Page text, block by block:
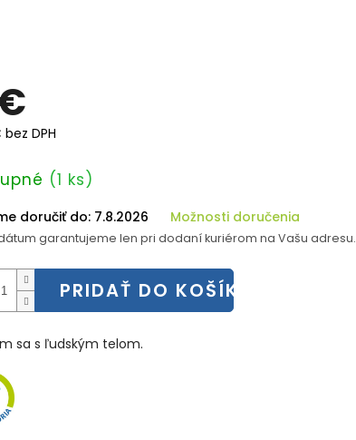
DPH
(1 ks)
doručiť do: 7.8.2026 Možnosti doručenia
garantujeme len pri dodaní kuriérom na Vašu adresu.
PRIDAŤ DO KOŠÍKA
sa s ľudským telom.